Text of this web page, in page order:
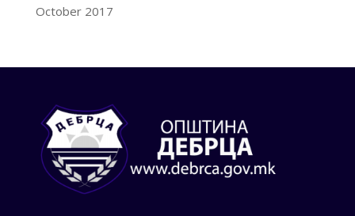
October 2017